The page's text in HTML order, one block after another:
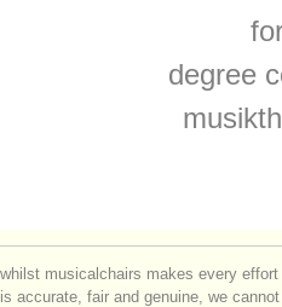
gestohlene instrumente
musikhochschulen
jugendorchester
degree
whilst musicalchairs makes every
is accurate, fair and genuine, we